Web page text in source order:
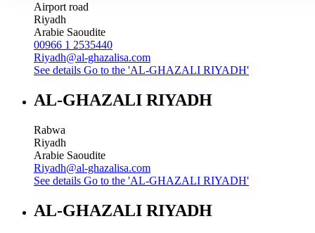
Airport road
Riyadh
Arabie Saoudite
00966 1 2535440
Riyadh@al-ghazalisa.com
See details Go to the 'AL-GHAZALI RIYADH'
AL-GHAZALI RIYADH
Rabwa
Riyadh
Arabie Saoudite
Riyadh@al-ghazalisa.com
See details Go to the 'AL-GHAZALI RIYADH'
AL-GHAZALI RIYADH